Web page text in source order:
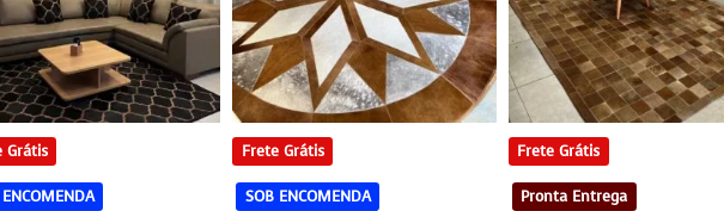
Grátis Frete Grátis
SOB ENCOMENDA
Frete Grátis
Pronta Entrega